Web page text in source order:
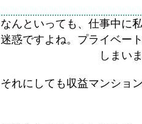
なんといっても、仕事中に
迷惑ですよね。プライベー
しまい
それにしても収益マンショ